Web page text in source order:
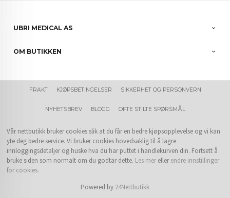
UBRI MEDICAL AS
OM BUTIKKEN
FRAKT KJØPSBETINGELSER SIKKERHET OG PERSONVERN
NYHETSBREV BLOGG OFTE STILTE SPØRSMÅL
Vår nettbutikk bruker cookies slik at du får en bedre kjøpsopplevelse og vi kan
yte deg bedre service. Vi bruker cookies hovedsaklig til å lagre
innloggingsdetaljer og huske hva du har puttet i handlekurven din. Fortsett å
bruke siden som normalt om du godtar dette. Les mer ellerendre innstillinger
for cookies.
Powered by 24Nettbutikk